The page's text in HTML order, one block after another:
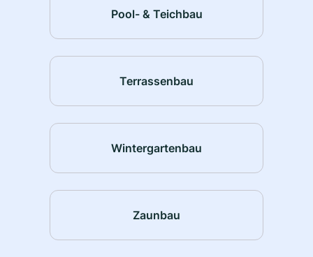
Pool- & Teichbau
Terrassenbau
Wintergartenbau
Zaunbau